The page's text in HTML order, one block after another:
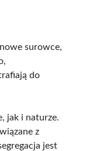
surowce,
do
jak i naturze.
z
jest